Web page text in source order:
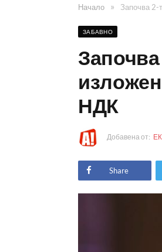
Начало » Започва 2-
ЗАБАВНО
НДК
Добавена от:
Share